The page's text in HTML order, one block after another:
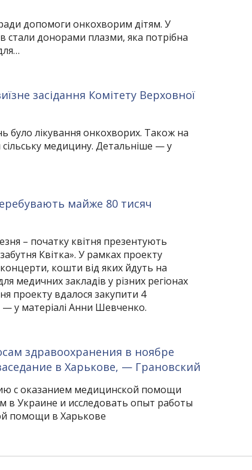
допомоги онкохворим дітям. У
стали донорами плазми, яка потрібна
засідання Комітету Верховної
було лікування онкохворих. Також на
сільську медицину. Детальніше — у
майже 80 тисяч
– початку квітня презентують
Квітка». У рамках проекту
кошти від яких йдуть на
медичних закладів у різних регіонах
проекту вдалося закупити 4
у матеріалі Анни Шевченко.
здравоохранения в ноябре
в Харькове, — Грановский
с оказанием медицинской помощи
в Украине и исследовать опыт работы
помощи в Харькове